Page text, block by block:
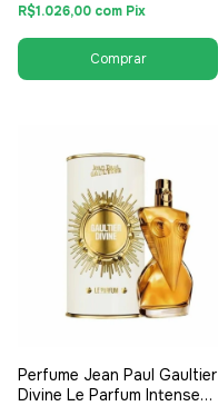
R$1.026,00 com Pix
Perfume Jean Paul Gaultier
Divine Le Parfum Intense